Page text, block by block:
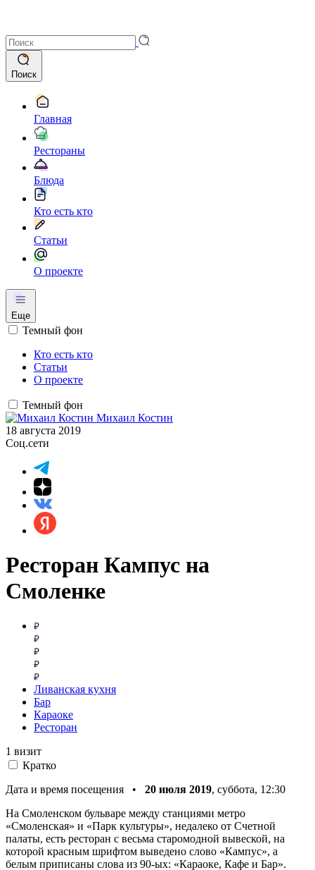
Поиск
Главная
Рестораны
Блюда
Кто есть кто
Статьи
О проекте
Еще
Темный фон
Кто есть кто
Статьи
О проекте
Темный фон
Михаил Костин
18 августа 2019
Соц.сети
Ресторан Кампус на
Смоленке
Ливанская кухня
Бар
Караоке
Ресторан
1 визит
Кратко
Дата и время посещения • 20 июля 2019, суббота, 12:30
На Смоленском бульваре между станциями метро
«Смоленская» и «Парк культуры», недалеко от Счетной
палаты, есть ресторан с весьма старомодной вывеской, на
которой красным шрифтом выведено слово «Кампус», а
белым приписаны слова из 90-ых: «Караоке, Кафе и Бар».